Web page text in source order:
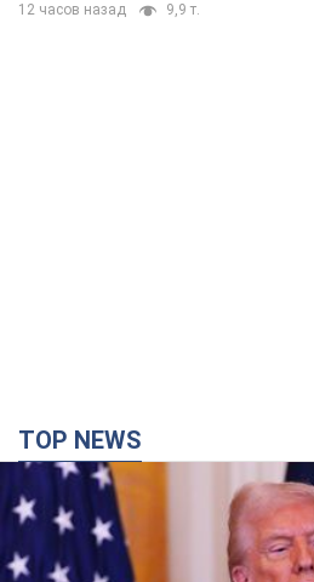
12 часов назад 9,9 т.
TOP NEWS